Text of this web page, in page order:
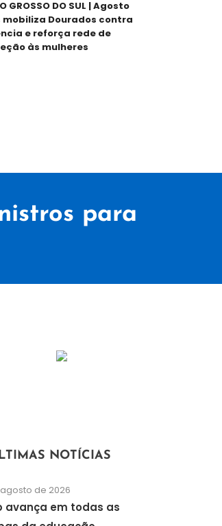
DO SUL | Agosto
Dourados contra
e reforça rede de
às mulheres
para
NOTÍCIAS
de 2026
avança em todas as